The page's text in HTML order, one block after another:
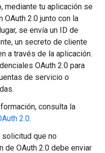
mediante tu aplicación se
OAuth 2.0 junto con la
se envía un ID de
un secreto de cliente
a través de la aplicación.
OAuth 2.0 para
de servicio o
consulta la
2.0.
solicitud que no
de OAuth 2.0 debe enviar